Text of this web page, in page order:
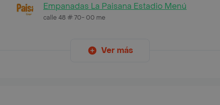
Empanadas La Paisana Estadio Menú
calle 48 # 70- 00 me
Ver más